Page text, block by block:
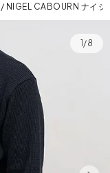
NIGEL CABOURN ナイジ
1/8